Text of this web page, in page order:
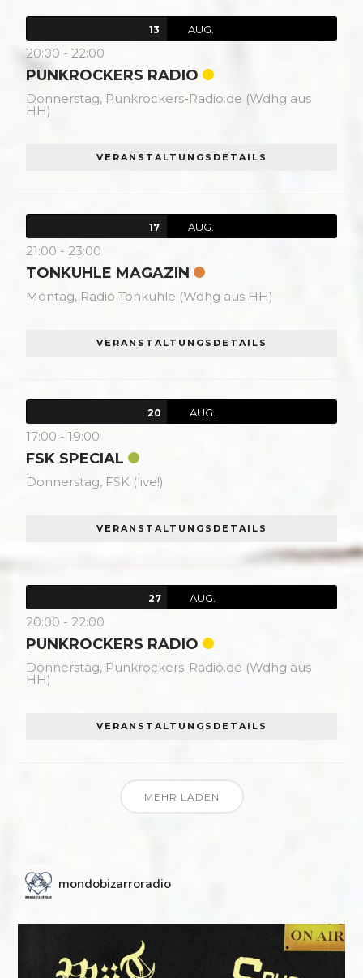
13 AUG.
20:00 - 22:00
PUNKROCKERS RADIO
Donnerstag, Punkrockers-Radio.de (Wdhg aus
HH)
VERANSTALTUNGSDETAILS
17 AUG.
21:00 - 23:00
TONKUHLE MAGAZIN
Montag, Radio Tonkuhle (Wdhg aus HH)
VERANSTALTUNGSDETAILS
20 AUG.
17:00 -19:00
FSK SPECIAL
Donnerstag, FSK (live!)
VERANSTALTUNGSDETAILS
27 AUG.
20:00 - 22:00
PUNKROCKERS RADIO
Donnerstag, Punkrockers-Radio.de (Wdhg aus
HH)
VERANSTALTUNGSDETAILS
MEHR LADEN
mondobizarroradio